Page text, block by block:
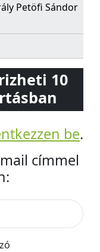
Petöfi Sándor
10
be.
címmel